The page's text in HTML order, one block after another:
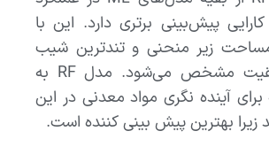
پیش‌بینی برتری دارد. این با
زیر منحنی و تندترین شیب
منحنی نرخ موفقیت مشخص می‌شود. مدل RF به
آینده نگری مواد معدنی در این
بهترین پیش بینی کننده است.